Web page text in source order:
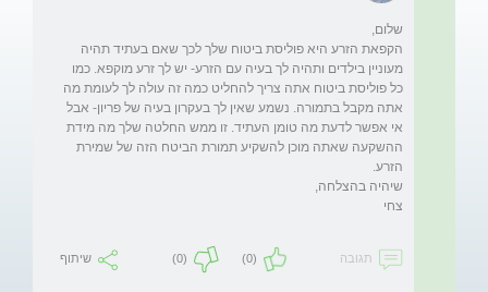
הקפאת הזרע היא פוליסת ביטוח שלך לכך שאם בעתיד תהיה
מעוניין בילדים ותהיה לך בעיה עם הזרע- יש לך זרע מוקפא. כמו
כל פוליסת ביטוח אתה צריך להחליט כמה זה עולה לך לעומת מה
אתה מקבל בתמורה. נשמע שאין לך בעקרון בעיה של פריון- אבל
אי אפשר לדעת מה טומן העתיד. זו ממש החלטה שלך מה מידת
ההשקעה שאתה מוכן להשקיע תמורת הביטח הזה של שמירת
תגובה (0)
(0) שיתוף